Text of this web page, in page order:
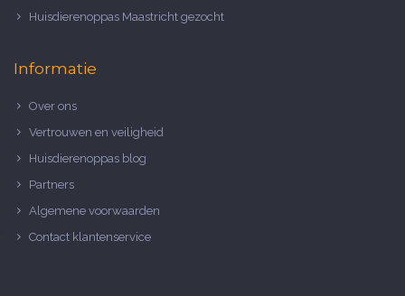
Huisdierenoppas Maastricht gezocht
Informatie
Over ons
Vertrouwen en veiligheid
Huisdierenoppas blog
Partners
Algemene voorwaarden
Contact klantenservice